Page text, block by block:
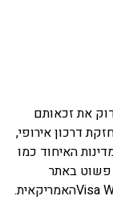
את זכאותם
דרכון אירופי,
האיחוד כמו
פשוט באתר